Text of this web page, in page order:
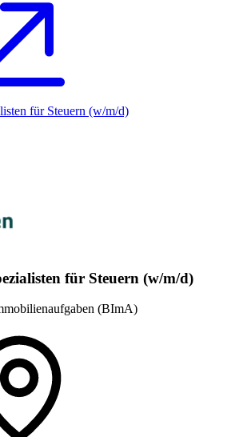
für Steuern (w/m/d)
für Steuern (w/m/d)
(BImA)